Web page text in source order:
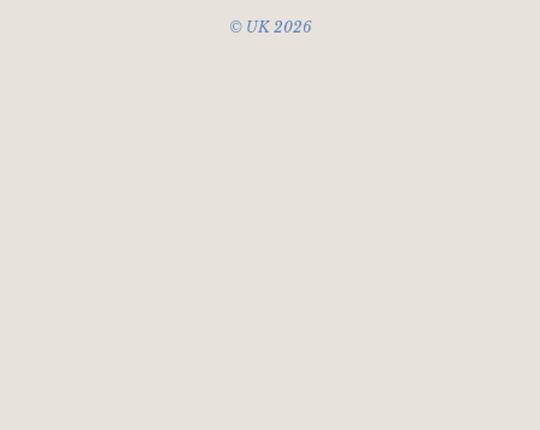
© UK 2026